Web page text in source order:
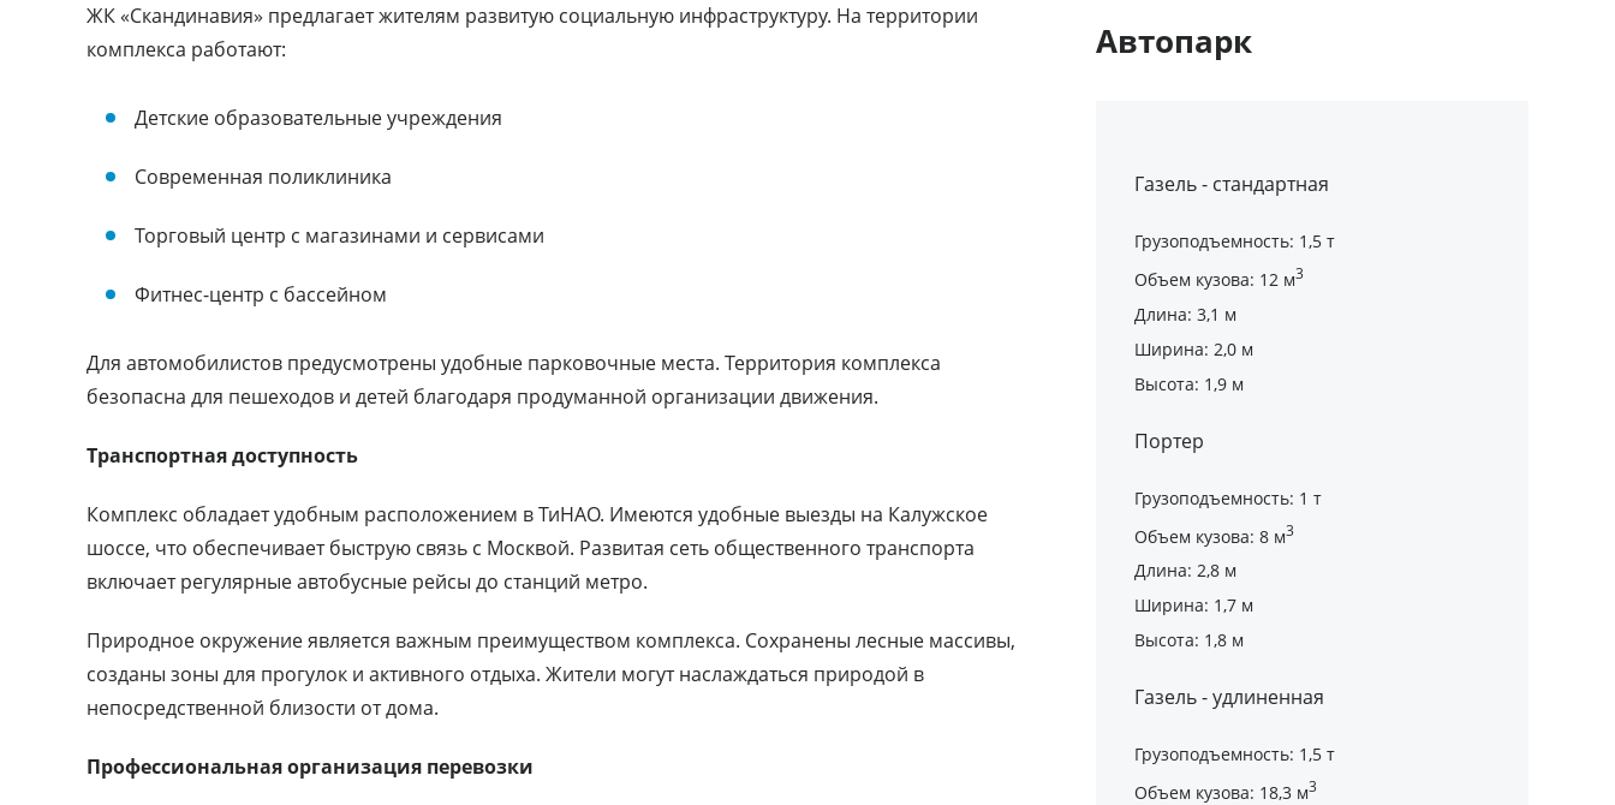
ЖК «Скандинавия» предлагает жителям развитую социальную инфраструктуру. На территории
комплекса работают:
Детские образовательные учреждения
Современная поликлиника
Торговый центр с магазинами и сервисами
Фитнес-центр с бассейном
Для автомобилистов предусмотрены удобные парковочные места. Территория комплекса
безопасна для пешеходов и детей благодаря продуманной организации движения.
Транспортная доступность
Комплекс обладает удобным расположением в ТиНАО. Имеются удобные выезды на Калужское
шоссе, что обеспечивает быструю связь с Москвой. Развитая сеть общественного транспорта
включает регулярные автобусные рейсы до станций метро.
Природное окружение является важным преимуществом комплекса. Сохранены лесные массивы,
созданы зоны для прогулок и активного отдыха. Жители могут наслаждаться природой в
непосредственной близости от дома.
Профессиональная организация перевозки
Автопарк
Газель - стандартная
Грузоподъемность: 1,5 т
Объем кузова: 12 м3
Длина: 3,1 м
Ширина: 2,0 м
Высота: 1,9 м
Портер
Грузоподъемность: 1 т
Объем кузова: 8 м3
Длина: 2,8 м
Ширина: 1,7 м
Высота: 1,8 м
Газель - удлиненная
Грузоподъемность: 1,5 т
Объем кузова: 18,3 м3